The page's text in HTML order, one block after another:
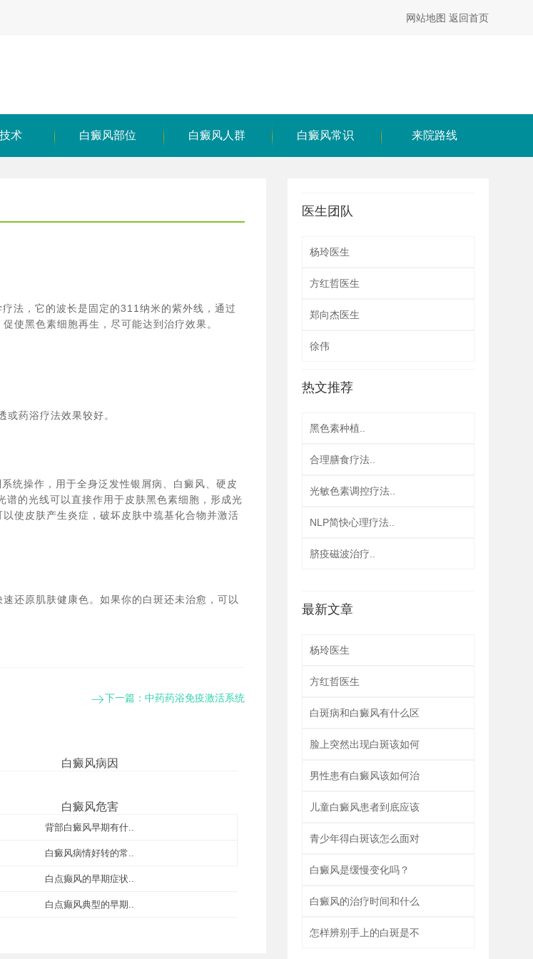
网站地图 返回首页
术 白癜风部位 白癜风人群 白癜风常识 来院路线
法，它的波长是固定的311纳米的紫外线，通过
使黑色素细胞再生，尽可能达到治疗效果。
药浴疗法效果较好。
操作，用于全身泛发性银屑病、白癜风、硬皮
的光线可以直接作用于皮肤黑色素细胞，形成光
使皮肤产生炎症，破坏皮肤中巯基化合物并激活
原肌肤健康色。如果你的白斑还未治愈，可以
下一篇： 中药药浴免疫激活系统
白癜风病因
白癜风危害
背部白癜风早期有什..
白癜风病情好转的常..
白点癫风的早期症状..
白点癫风典型的早期..
医生团队
杨玲医生
方红哲医生
郑向杰医生
徐伟
热文推荐
黑色素种植..
合理膳食疗法..
光敏色素调控疗法..
NLP简快心理疗法..
脐疫磁波治疗..
最新文章
杨玲医生
方红哲医生
白斑病和白癜风有什么区
脸上突然出现白斑该如何
男性患有白癜风该如何治
儿童白癜风患者到底应该
青少年得白斑该怎么面对
白癜风是缓慢变化吗？
白癜风的治疗时间和什么
怎样辨别手上的白斑是不